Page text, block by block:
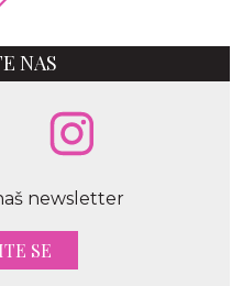
NAS
newsletter
SE